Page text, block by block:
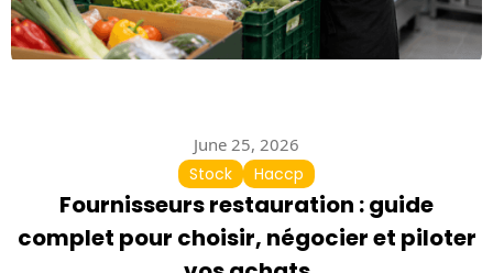
June 25, 2026
Stock
Haccp
Fournisseurs restauration : guide
complet pour choisir, négocier et piloter